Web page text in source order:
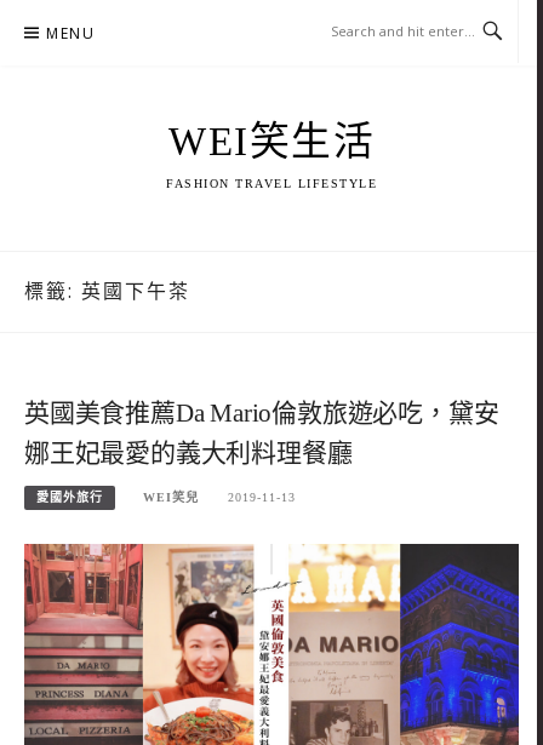
MENU
WEI笑生活
FASHION TRAVEL LIFESTYLE
標籤: 英國下午茶
英國美食推薦Da Mario倫敦旅遊必吃，黛安
娜王妃最愛的義大利料理餐廳
愛國外旅行 WEI笑兒 2019-11-13